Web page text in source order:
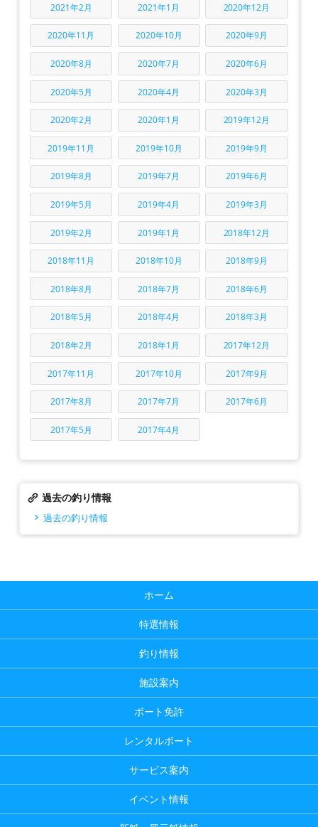
2021年2月 2021年1月 2020年12月
2020年11月 2020年10月 2020年9月
2020年8月 2020年7月 2020年6月
2020年5月 2020年4月 2020年3月
2020年2月 2020年1月 2019年12月
2019年11月 2019年10月 2019年9月
2019年8月 2019年7月 2019年6月
2019年5月 2019年4月 2019年3月
2019年2月 2019年1月 2018年12月
2018年11月 2018年10月 2018年9月
2018年8月 2018年7月 2018年6月
2018年5月 2018年4月 2018年3月
2018年2月 2018年1月 2017年12月
2017年11月 2017年10月 2017年9月
2017年8月 2017年7月 2017年6月
2017年5月 2017年4月
過去の釣り情報
過去の釣り情報
ホーム
特選情報
釣り情報
施設案内
ボート免許
レンタルボート
サービス案内
イベント情報